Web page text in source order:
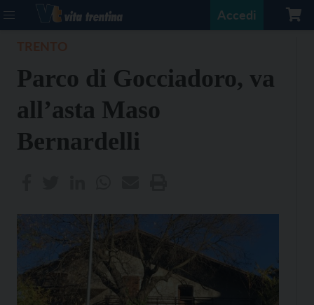
Accedi
Parco di Gocciadoro, va
all’asta Maso
Bernardelli